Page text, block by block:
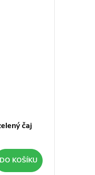
čaj
DO KOŠÍKU